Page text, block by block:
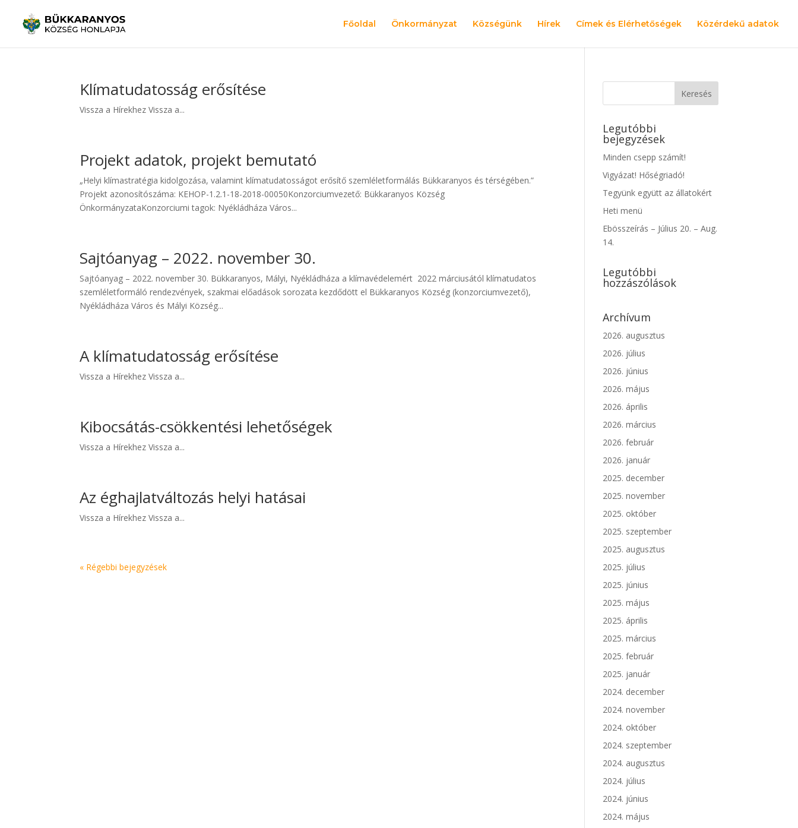
Főoldal Önkormányzat Községünk Hírek Címek és Elérhetőségek Közérdekű adatok
Klímatudatosság erősítése
Vissza a Hírekhez Vissza a...
Projekt adatok, projekt bemutató
„Helyi klímastratégia kidolgozása, valamint klímatudatosságot erősítő szemléletformálás Bükkaranyos és térségében.”
Projekt azonosítószáma: KEHOP-1.2.1-18-2018-00050Konzorciumvezető: Bükkaranyos Község
ÖnkormányzataKonzorciumi tagok: Nyékládháza Város...
Sajtóanyag – 2022. november 30.
Sajtóanyag – 2022. november 30. Bükkaranyos, Mályi, Nyékládháza a klímavédelemért ​ 2022 márciusától klímatudatos
szemléletformáló rendezvények, szakmai előadások sorozata kezdődött el Bükkaranyos Község (konzorciumvezető),
Nyékládháza Város és Mályi Község...
A klímatudatosság erősítése
Vissza a Hírekhez Vissza a...
Kibocsátás-csökkentési lehetőségek
Vissza a Hírekhez Vissza a...
Az éghajlatváltozás helyi hatásai
Vissza a Hírekhez Vissza a...
« Régebbi bejegyzések
Legutóbbi
bejegyzések
Minden csepp számít!
Vigyázat! Hőségriadó!
Tegyünk együtt az állatokért
Heti menü
Ebösszeírás – Július 20. – Aug.
14.
Legutóbbi
hozzászólások
Archívum
2026. augusztus
2026. július
2026. június
2026. május
2026. április
2026. március
2026. február
2026. január
2025. december
2025. november
2025. október
2025. szeptember
2025. augusztus
2025. július
2025. június
2025. május
2025. április
2025. március
2025. február
2025. január
2024. december
2024. november
2024. október
2024. szeptember
2024. augusztus
2024. július
2024. június
2024. május